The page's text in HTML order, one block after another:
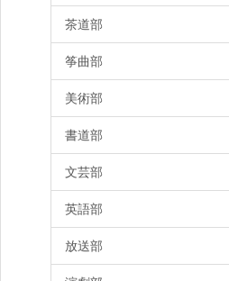
茶道部
筝曲部
美術部
書道部
文芸部
英語部
放送部